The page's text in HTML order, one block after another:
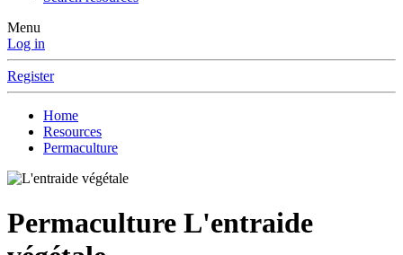
Menu
Log in
Register
Home
Resources
Permaculture
Permaculture L'entraide